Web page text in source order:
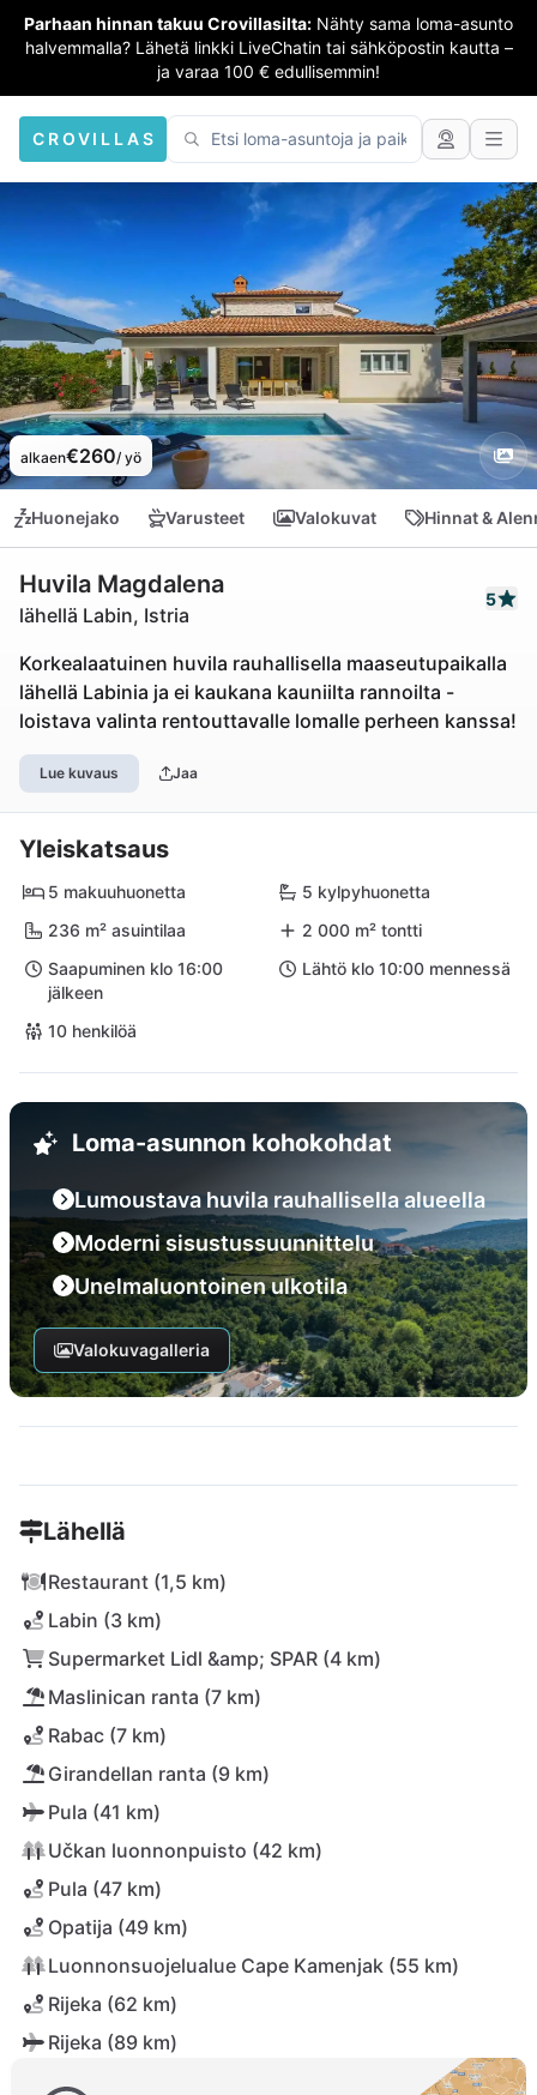
Parhaan hinnan takuu Crovillasilta: Nähty sama loma-asunto
halvemmalla? Lähetä linkki LiveChatin tai sähköpostin kautta –
ja varaa 100 € edullisemmin!
CROVILLAS
alkaen€260/ yö
Huonejako Varusteet Valokuvat Hinnat &
Huvila Magdalena
lähellä Labin, Istria
5
Korkealaatuinen huvila rauhallisella maaseutupaikalla
lähellä Labinia ja ei kaukana kauniilta rannoilta -
loistava valinta rentouttavalle lomalle perheen kanssa!
Lue kuvaus Jaa
Yleiskatsaus
5 makuuhuonetta
5 kylpyhuonetta
236 m² asuintilaa
2 000 m² tontti
Saapuminen klo 16:00
jälkeen
Lähtö klo 10:00 mennessä
10 henkilöä
Loma-asunnon kohokohdat
Lumoustava huvila rauhallisella alueella
Moderni sisustussuunnittelu
Unelmaluontoinen ulkotila
Valokuvagalleria
Lähellä
Restaurant (1,5 km)
Labin (3 km)
Supermarket Lidl &amp; SPAR (4 km)
Maslinican ranta (7 km)
Rabac (7 km)
Girandellan ranta (9 km)
Pula (41 km)
Učkan luonnonpuisto (42 km)
Pula (47 km)
Opatija (49 km)
Luonnonsuojelualue Cape Kamenjak (55 km)
Rijeka (62 km)
Rijeka (89 km)